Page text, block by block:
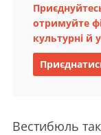
отримуйте
культурні й
Вестибюль